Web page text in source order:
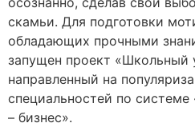
скамьи. Для подготовки
обладающих прочными
запущен проект «Школьный
направленный на
специальностей по
– бизнес».